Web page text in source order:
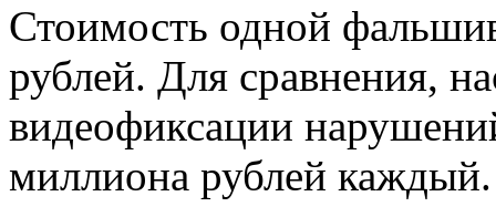
Стоимость одной
рублей. Для сравнения,
видеофиксации
миллиона рублей каждый.